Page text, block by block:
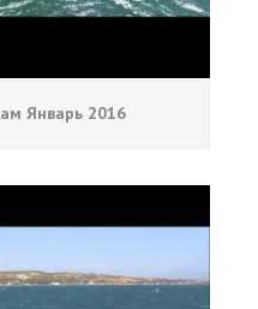
Январь 2016